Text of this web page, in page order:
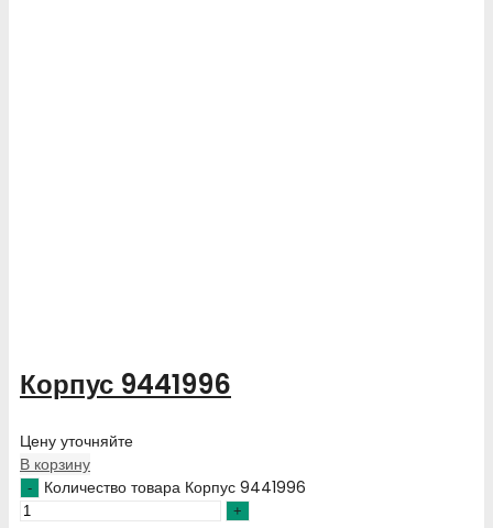
Корпус 9441996
Цену уточняйте
В корзину
Количество товара Корпус 9441996